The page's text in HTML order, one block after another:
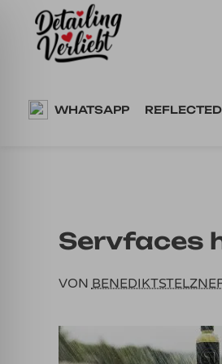
Springe
WHATSAPP REFLECTED
Servfaces
VON